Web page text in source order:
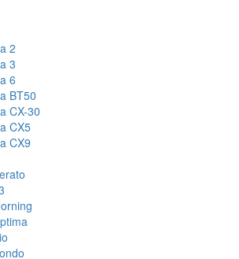
2
3
6
BT50
CX-30
CX5
CX9